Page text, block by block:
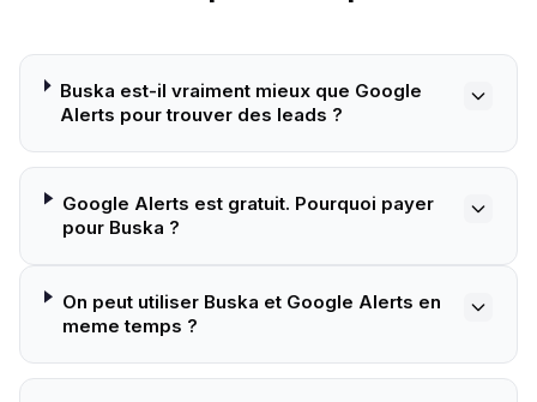
Buska est-il vraiment mieux que Google
Alerts pour trouver des leads ?
Google Alerts est gratuit. Pourquoi payer
pour Buska ?
On peut utiliser Buska et Google Alerts en
meme temps ?